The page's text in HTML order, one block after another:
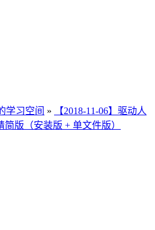
学习空间 »
【2018-11-06】驱动人
简版（安装版 + 单文件版）